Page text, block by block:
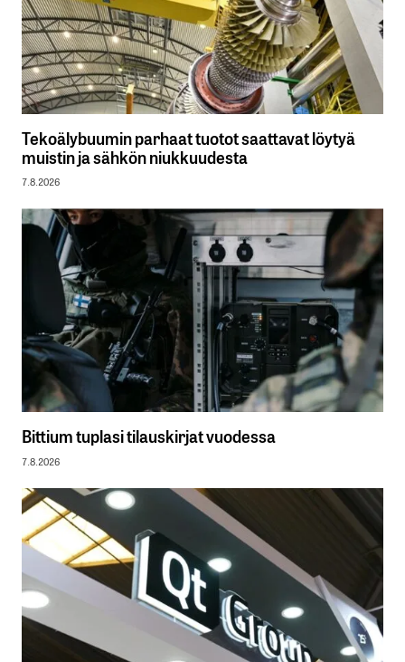
Tekoälybuumin parhaat tuotot saattavat löytyä
muistin ja sähkön niukkuudesta
7.8.2026
Bittium tuplasi tilauskirjat vuodessa
7.8.2026